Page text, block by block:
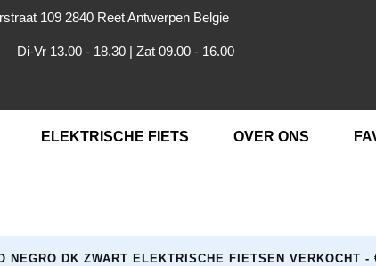
109 2840 Reet Antwerpen Belgie
Di-Vr 13.00 - 18.30 | Zat 09.00 - 16.00
ELEKTRISCHE FIETS OVER ONS
NEGRO DK ZWART ELEKTRISCHE FIETSEN VERKOCHT -